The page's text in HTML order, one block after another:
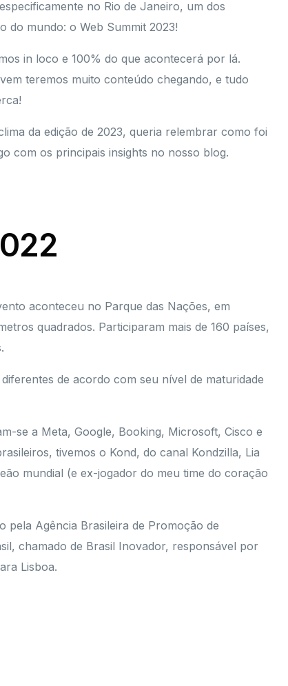
no Rio de Janeiro, um dos
do mundo: o Web Summit 2023!
in loco e 100% do que acontecerá por lá.
teremos muito conteúdo chegando, e tudo
da edição de 2023, queria relembrar como foi
com os principais insights no nosso blog.
aconteceu no Parque das Nações, em
quadrados. Participaram mais de 160 países,
de acordo com seu nível de maturidade
se a Meta, Google, Booking, Microsoft, Cisco e
tivemos o Kond, do canal Kondzilla, Lia
mundial (e ex-jogador do meu time do coração
pela Agência Brasileira de Promoção de
chamado de Brasil Inovador, responsável por
Lisboa.